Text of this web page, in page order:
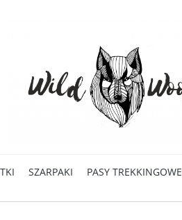
SZARPAKI PASY TREKKINGOWE